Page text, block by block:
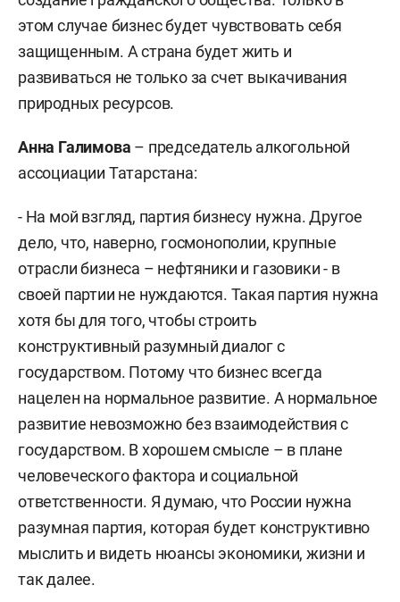
этом случае бизнес будет чувствовать себя
защищенным. А страна будет жить и
развиваться не только за счет выкачивания
природных ресурсов.
Анна Галимова – председатель алкогольной
ассоциации Татарстана:
- На мой взгляд, партия бизнесу нужна. Другое
дело, что, наверно, госмонополии, крупные
отрасли бизнеса – нефтяники и газовики - в
своей партии не нуждаются. Такая партия нужна
хотя бы для того, чтобы строить
конструктивный разумный диалог с
государством. Потому что бизнес всегда
нацелен на нормальное развитие. А нормальное
развитие невозможно без взаимодействия с
государством. В хорошем смысле – в плане
человеческого фактора и социальной
ответственности. Я думаю, что России нужна
разумная партия, которая будет конструктивно
мыслить и видеть нюансы экономики, жизни и
так далее.